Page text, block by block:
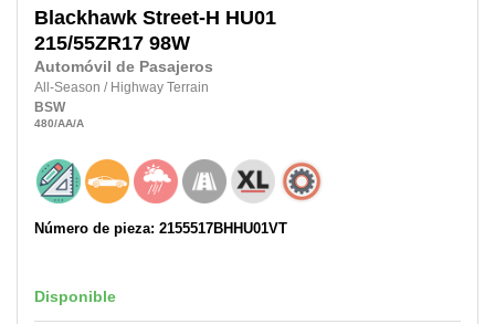
Blackhawk Street-H HU01
215/55ZR17 98W
Automóvil de Pasajeros
All-Season / Highway Terrain
BSW
480/AA/A
Número de pieza: 2155517BHHU01VT
Disponible